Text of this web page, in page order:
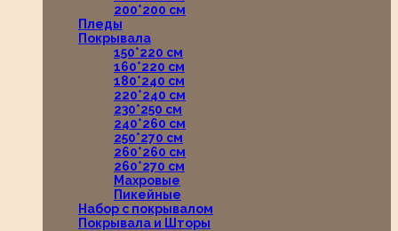
200*200 см
Пледы
Покрывала
150*220 см
160*220 см
180*240 см
220*240 см
230*250 см
240*260 см
250*270 см
260*260 см
260*270 см
Махровые
Пикейные
Набор с покрывалом
Покрывала и Шторы